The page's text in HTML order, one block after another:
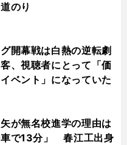
のり
開幕戦は白熱の逆転劇
、視聴者にとって「価
ベント」になっていた
が無名校進学の理由は
車で13分」 春江工出身